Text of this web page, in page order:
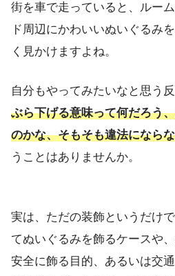
街を車で走っていると、ルー
ド周辺にかわいいぬいぐるみ
く見かけますよね。
自分もやってみたいなと思う反
ぶら下げる意味って何だろう
のかな、そもそも違法になら
うことはありませんか。
実は、ただの装飾というだけ
てぬいぐるみを飾るケースや
安全に飾る目的、あるいは交